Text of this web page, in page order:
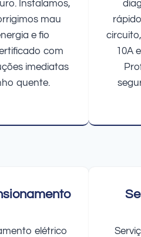
Instalamos,
mau
e fio
com
imediatas
quente.
10A
elétrico